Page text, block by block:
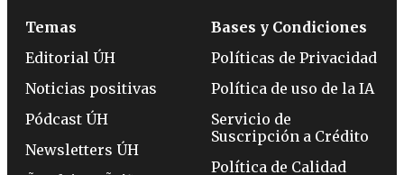
Temas
Editorial ÚH
Noticias positivas
Pódcast ÚH
Newsletters ÚH
Bases y Condiciones
Políticas de Privacidad
Política de uso de la IA
Servicio de
Suscripción a Crédito
Política de Calidad